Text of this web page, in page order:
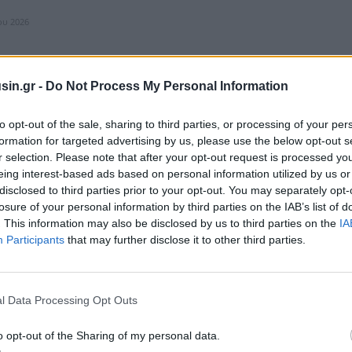
- Do Not Process My Personal Information
opt-out of the sale, sharing to third parties, or processing of your
for targeted advertising by us, please use the below opt-out
selection. Please note that after your opt-out request is processed
interest-based ads based on personal information utilized by us
to third parties prior to your opt-out. You may separately
of your personal information by third parties on the IAB’s list of
This information may also be disclosed by us to third parties on the
Participants that may further disclose it to other third parties.
Data Processing Opt Outs
opt-out of the Sharing of my personal data.
2026
Διανέμει καθαρό μέρισμα €0,2792 ανά
μέρισμα €0,2792 ανά μετοχή η Εθνική Τράπεζα, ενώ γνωστοποίησε πως
θα αρχίσει η καταβολή. Όπως αναφέρει η σχετική ανακοίνωση: Η
2026
μετοχές-μπόνους σε στελέχη της - Και
τα στελέχη της η Εθνική Τράπεζα, συνεχίζει να μοιράζει δωρεάν